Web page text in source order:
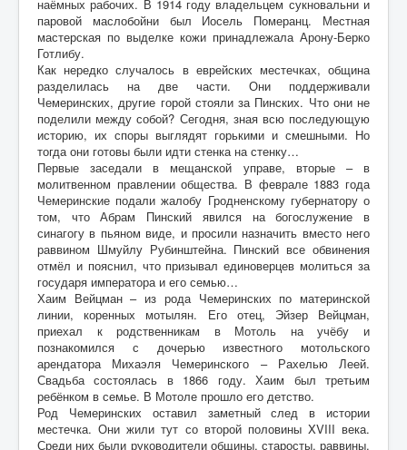
наёмных рабочих. В 1914 году владельцем сукновальни и
паровой маслобойни был Иосель Померанц. Местная
мастерская по выделке кожи принадлежала Арону-Берко
Готлибу.
Как нередко случалось в еврейских местечках, община
разделилась на две части. Они поддерживали
Чемеринских, другие горой стояли за Пинских. Что они не
поделили между собой? Сегодня, зная всю последующую
историю, их споры выглядят горькими и смешными. Но
тогда они готовы были идти стенка на стенку…
Первые заседали в мещанской управе, вторые – в
молитвенном правлении общества. В феврале 1883 года
Чемеринские подали жалобу Гродненскому губернатору о
том, что Абрам Пинский явился на богослужение в
синагогу в пьяном виде, и просили назначить вместо него
раввином Шмуйлу Рубинштейна. Пинский все обвинения
отмёл и пояснил, что призывал единоверцев молиться за
государя императора и его семью…
Хаим Вейцман – из рода Чемеринских по материнской
линии, коренных мотылян. Его отец, Эйзер Вейцман,
приехал к родственникам в Мотоль на учёбу и
познакомился с дочерью извеcтного мотольского
арендатора Михаэля Чемеринского – Рахелью Леей.
Свадьба состоялась в 1866 году. Хаим был третьим
ребёнком в семье. В Мотоле прошло его детство.
Род Чемеринских оставил заметный след в истории
местечка. Они жили тут со второй половины XVIII века.
Среди них были руководители общины, старосты, раввины,